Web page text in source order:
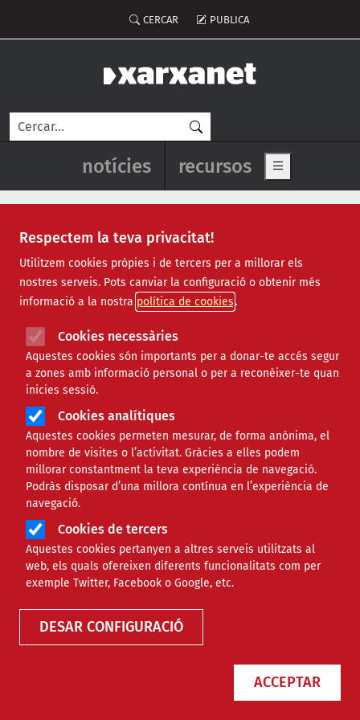
Respectem la teva privacitat!
Utilitzem cookies pròpies i de tercers per a millorar els
nostres serveis. Pots canviar la configuració o obtenir més
informació a la nostra política de cookies
Cookies necessàries
Aquestes cookies són importants per a donar-te accés segur
a zones amb informació personal o per a reconèixer-te quan
inicies sessió.
Cookies analítiques
Aquestes cookies permeten mesurar, de forma anònima, el
nombre de visites o l’activitat. Gràcies a elles podem
millorar constantment la teva experiència de navegació.
Podràs disposar d’una millora contínua en l’experiència de
navegació.
Cookies de tercers
Aquestes cookies pertanyen a altres serveis utilitzats al
web, els quals ofereixen diferents funcionalitats com per
exemple Twitter, Facebook o Google, etc.
DESAR CONFIGURACIÓ
ACCEPTAR
Menú del compte d'usuari
CERCAR PUBLICA
Cerca
Navegació principal de
notícies recursos Show main
masculinitat
L’aFFaC guanya el premi estatal
'Activistas por el futuro' pel
programa pioner HOMES-AFA